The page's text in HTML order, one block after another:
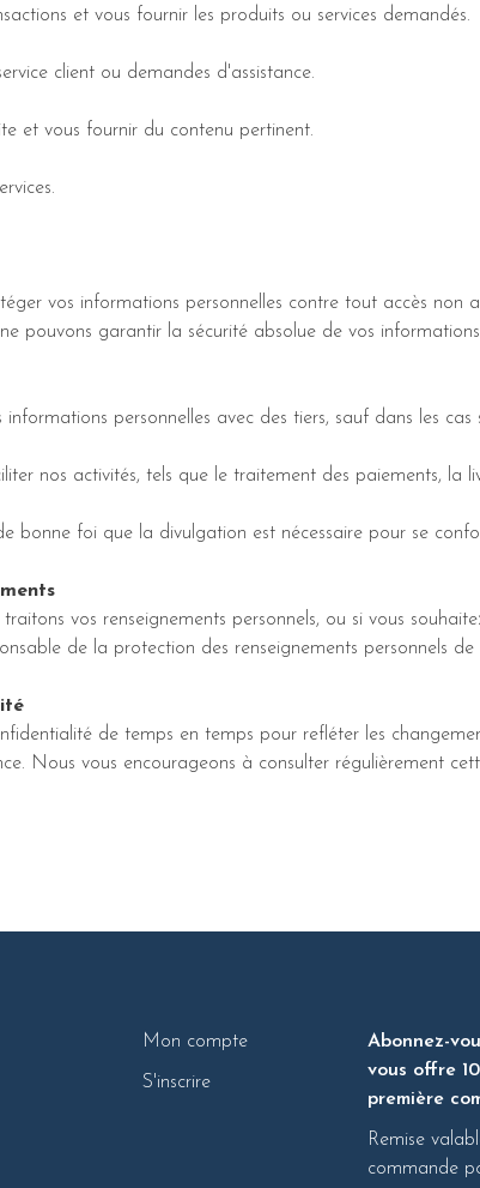
et vous fournir les produits ou services demandés.
client ou demandes d'assistance.
et vous fournir du contenu pertinent.
vos informations personnelles contre tout accès
pouvons garantir la sécurité absolue de vos
personnelles avec des tiers, sauf dans les cas
nos activités, tels que le traitement des paiements, la
bonne foi que la divulgation est nécessaire pour se
vos renseignements personnels, ou si vous
de la protection des renseignements personnels
de temps en temps pour refléter les
Nous vous encourageons à consulter régulièrement
Mon compte
S'inscrire
Abonnez-
vous offre
première
Remise
commande